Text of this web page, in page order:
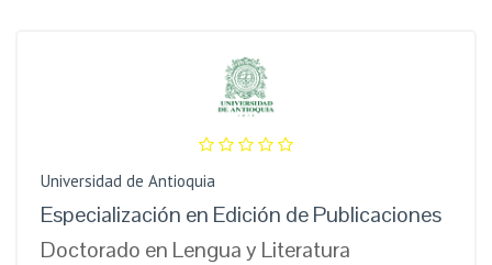
Universidad de Antioquia
Especialización en Edición de Publicaciones
Doctorado en Lengua y Literatura